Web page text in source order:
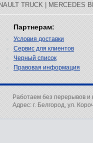
TRUCK MERCEDES
Партнерам:
Условия доставки
Сервис для клиентов
Черный список
Правовая информация
Работаем без перерывов и
Адрес: г. Белгород, ул.